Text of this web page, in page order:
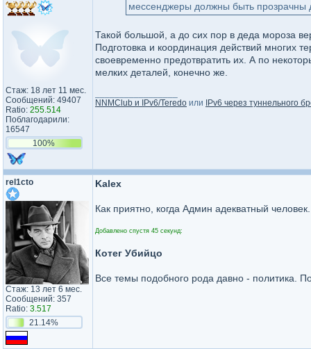
Стаж: 18 лет 11 мес.
Сообщений: 49407
Ratio: 255.514
Поблагодарили:
16547
100%
мессенджеры должны быть прозрачны
Такой большой, а до сих пор в деда мороза
Подготовка и координация действий многих
своевременно предотвратить их. А по
мелких деталей, конечно же.
NNMClub и IPv6/Teredo или IPv6 через туннельного
rel1cto
Стаж: 13 лет 6 мес.
Сообщений: 357
Ratio: 3.517
21.14%
Kalex
Как приятно, когда Админ адекватный
Добавлено спустя 45 секунд:
Котег Убийцо
Все темы подобного рода давно - политика.